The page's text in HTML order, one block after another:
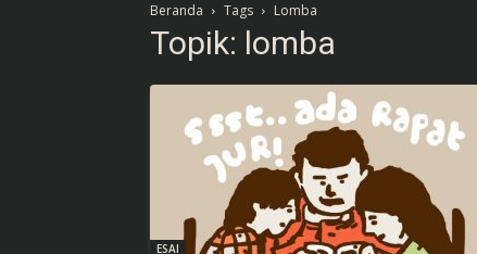
Beranda Tags Lomba
Topik: lomba
ESAI